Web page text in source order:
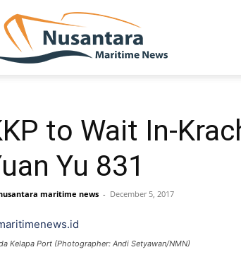
to Wait In-
Yu 831
maritime news - December 5, 2017
Kelapa Port (Photographer: Andi Setyawan/NMN)